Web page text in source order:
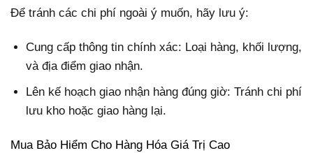
Để tránh các chi phí ngoài ý muốn, hãy lưu ý:
Cung cấp thông tin chính xác: Loại hàng, khối lượng,
và địa điểm giao nhận.
Lên kế hoạch giao nhận hàng đúng giờ: Tránh chi phí
lưu kho hoặc giao hàng lại.
Mua Bảo Hiểm Cho Hàng Hóa Giá Trị Cao